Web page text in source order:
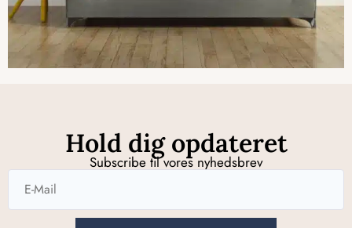
Hold dig opdateret
Subscribe til vores nyhedsbrev